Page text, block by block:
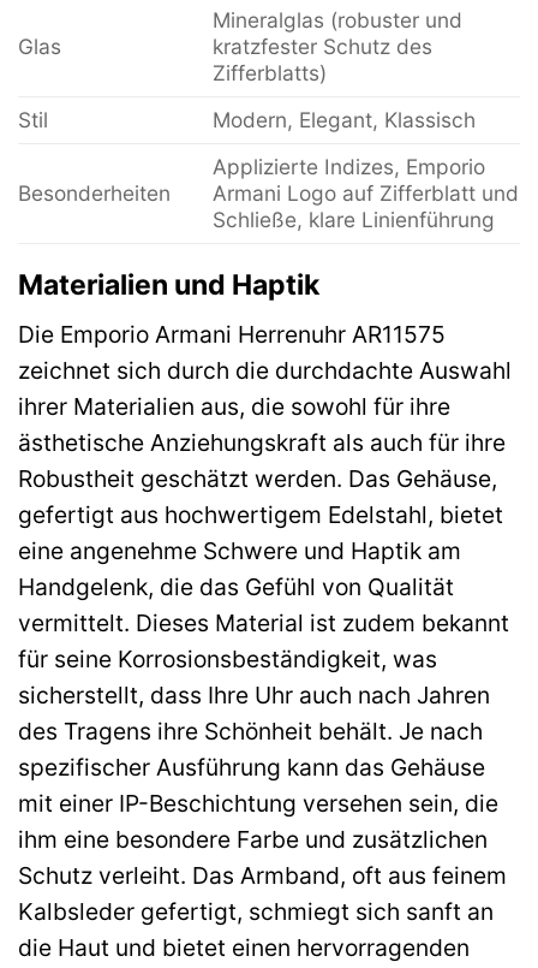
Glas
Mineralglas (robuster und
kratzfester Schutz des
Zifferblatts)
Stil
Modern, Elegant, Klassisch
Besonderheiten
Applizierte Indizes, Emporio
Armani Logo auf Zifferblatt und
Schließe, klare Linienführung
Materialien und Haptik
Die Emporio Armani Herrenuhr AR11575
zeichnet sich durch die durchdachte Auswahl
ihrer Materialien aus, die sowohl für ihre
ästhetische Anziehungskraft als auch für ihre
Robustheit geschätzt werden. Das Gehäuse,
gefertigt aus hochwertigem Edelstahl, bietet
eine angenehme Schwere und Haptik am
Handgelenk, die das Gefühl von Qualität
vermittelt. Dieses Material ist zudem bekannt
für seine Korrosionsbeständigkeit, was
sicherstellt, dass Ihre Uhr auch nach Jahren
des Tragens ihre Schönheit behält. Je nach
spezifischer Ausführung kann das Gehäuse
mit einer IP-Beschichtung versehen sein, die
ihm eine besondere Farbe und zusätzlichen
Schutz verleiht. Das Armband, oft aus feinem
Kalbsleder gefertigt, schmiegt sich sanft an
die Haut und bietet einen hervorragenden